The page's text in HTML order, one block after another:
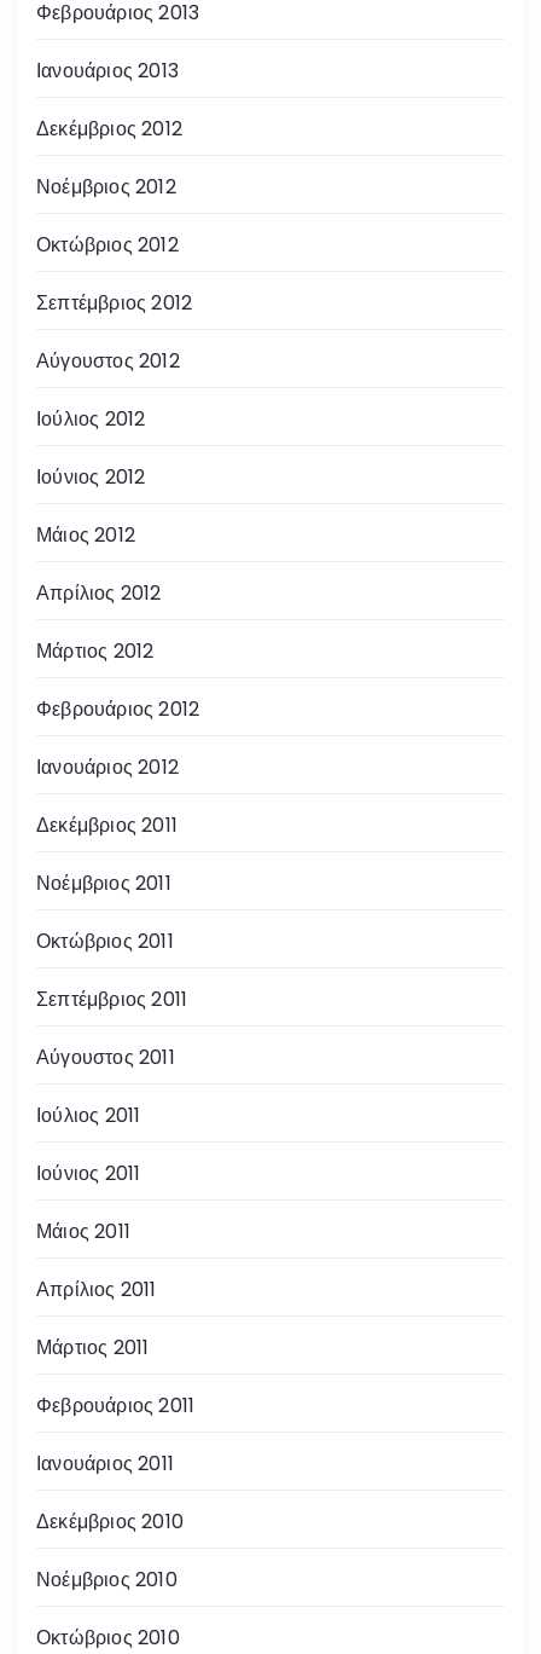
Φεβρουάριος 2013
Ιανουάριος 2013
Δεκέμβριος 2012
Νοέμβριος 2012
Οκτώβριος 2012
Σεπτέμβριος 2012
Αύγουστος 2012
Ιούλιος 2012
Ιούνιος 2012
Μάιος 2012
Απρίλιος 2012
Μάρτιος 2012
Φεβρουάριος 2012
Ιανουάριος 2012
Δεκέμβριος 2011
Νοέμβριος 2011
Οκτώβριος 2011
Σεπτέμβριος 2011
Αύγουστος 2011
Ιούλιος 2011
Ιούνιος 2011
Μάιος 2011
Απρίλιος 2011
Μάρτιος 2011
Φεβρουάριος 2011
Ιανουάριος 2011
Δεκέμβριος 2010
Νοέμβριος 2010
Οκτώβριος 2010